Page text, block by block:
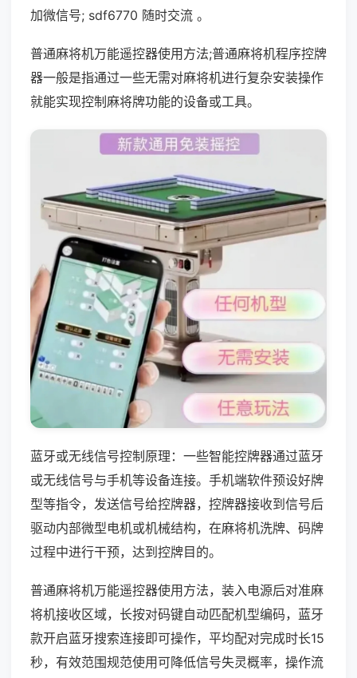
加微信号; sdf6770 随时交流 。
普通麻将机万能遥控器使用方法;普通麻将机程序控牌
器一般是指通过一些无需对麻将机进行复杂安装操作
就能实现控制麻将牌功能的设备或工具。
蓝牙或无线信号控制原理：一些智能控牌器通过蓝牙
或无线信号与手机等设备连接。手机端软件预设好牌
型等指令，发送信号给控牌器，控牌器接收到信号后
驱动内部微型电机或机械结构，在麻将机洗牌、码牌
过程中进行干预，达到控牌目的。
普通麻将机万能遥控器使用方法，装入电源后对准麻
将机接收区域，长按对码键自动匹配机型编码，蓝牙
款开启蓝牙搜索连接即可操作，平均配对完成时长15
秒，有效范围规范使用可降低信号失灵概率，操作流